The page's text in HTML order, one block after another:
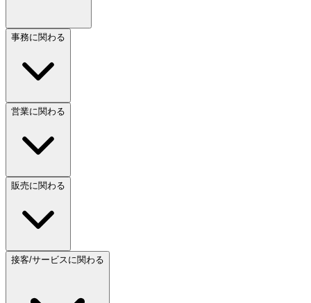
事務に関わる
営業に関わる
販売に関わる
接客/サービスに関わる